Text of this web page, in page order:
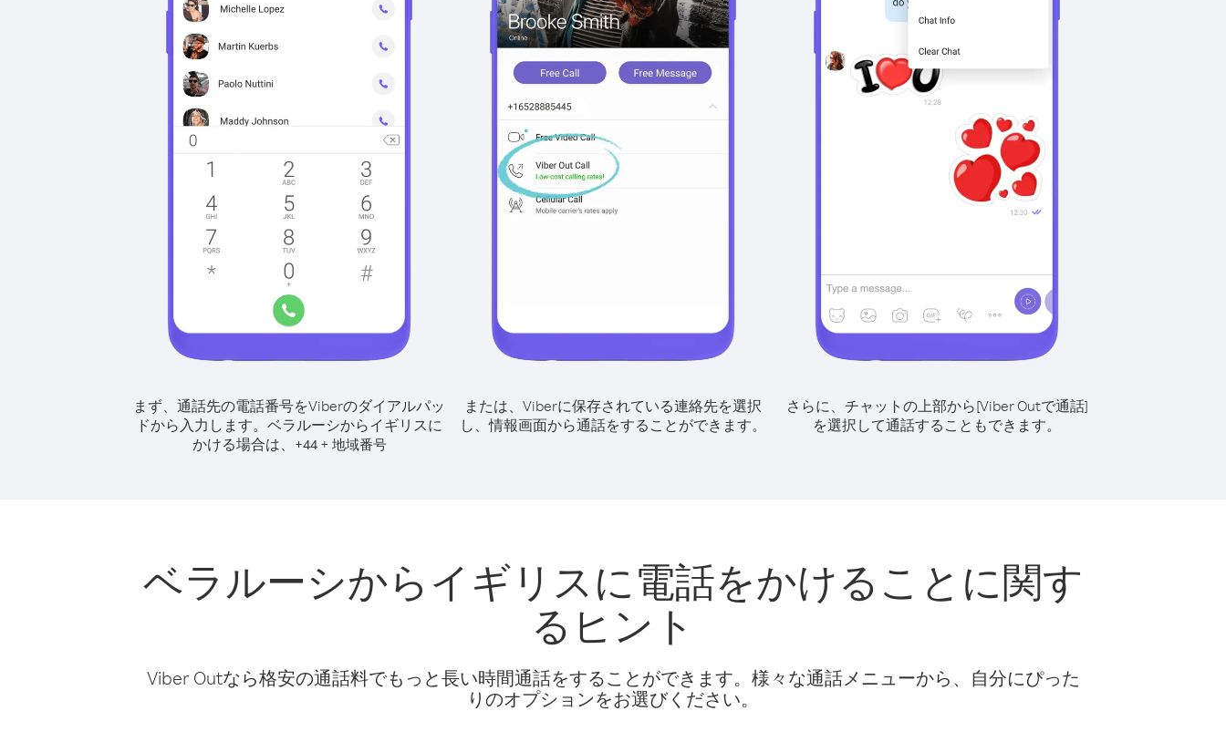
まず、通話先の電話番号をViberのダイアルパッ
ドから入力します。 ベラルーシからイギリスに
かける場合は、
+44+ 地域番号
または、Viberに保存されている連絡先を選択
し、情報画面から通話をすることができます。
さらに、チャットの上部から[Viber Outで通話]
を選択して通話することもできます。
ベラルーシからイギリスに電話をかけることに関す
るヒント
Viber Outなら格安の通話料でもっと長い時間通話をすることができます。様々な通話メニューから、自分にぴった
りのオプションをお選びください。